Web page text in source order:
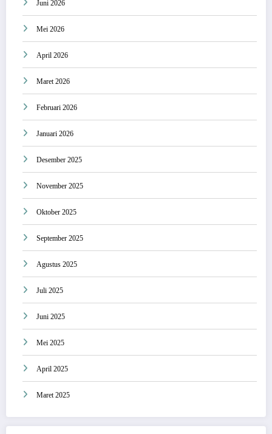
Juni 2026
Mei 2026
April 2026
Maret 2026
Februari 2026
Januari 2026
Desember 2025
November 2025
Oktober 2025
September 2025
Agustus 2025
Juli 2025
Juni 2025
Mei 2025
April 2025
Maret 2025